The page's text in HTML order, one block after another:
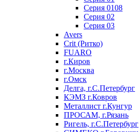
Серия 0108
Серия 02
Серия 03
Avers
Crit (Ритко)
FUARO
г.Киров
г.Москва
г.Омск
Делга, г.С.Петербург
КЭМЗ г.Ковров
Металлист г.Кунгур
ПРОСАМ, г.Рязань
Ригель, г.С.Петербург